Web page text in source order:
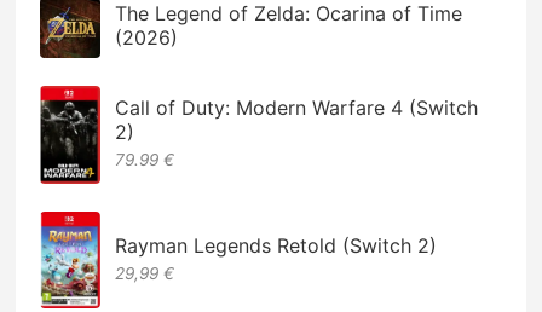
The Legend of Zelda: Ocarina of Time
(2026)
Call of Duty: Modern Warfare 4 (Switch
2)
79.99 €
Rayman Legends Retold (Switch 2)
29,99 €